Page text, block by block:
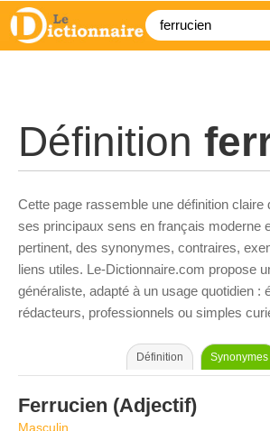
Définition
Cette page rassemble une définition claire
ses principaux sens en français moderne
pertinent, des synonymes, contraires,
liens utiles. Le-Dictionnaire.com propose
généraliste, adapté à un usage quotidien :
rédacteurs, professionnels ou simples
Définition Synonymes
Ferrucien (Adjectif)
Masculin